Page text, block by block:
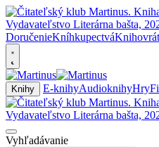
DoručenieKníhkupectvá
Knihy E-knihyAudioknihyHry
Vyhľadávanie